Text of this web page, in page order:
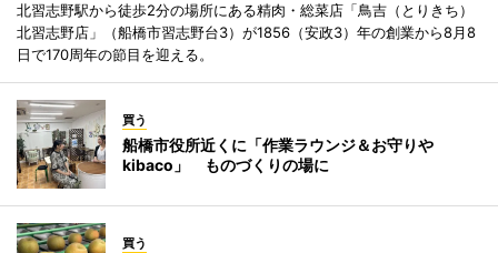
北習志野駅から徒歩2分の場所にある精肉・総菜店「鳥吉（とりきち）
北習志野店」（船橋市習志野台3）が1856（安政3）年の創業から8月8
日で170周年の節目を迎える。
買う
船橋市役所近くに「作業ラウンジ＆お守りや
kibaco」 ものづくりの場に
買う